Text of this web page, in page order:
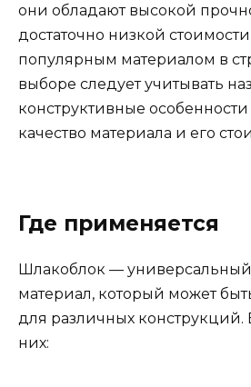
они обладают высокой
достаточно низкой
популярным материалом в
выборе следует учитывать
конструктивные
качество материала и его
Где применяется
Шлакоблок —
материал, который может
для различных конструкций.
них: